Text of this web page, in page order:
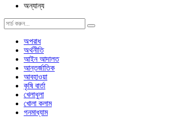
অন্যান্য
অপরাধ
অর্থনীতি
আইন আদালত
আন্তর্জাতিক
আবহাওয়া
কৃষি বার্তা
খেলাধুলা
খোলা কলাম
গনমাধ্যাম